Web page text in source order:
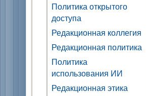
Политика открытого
доступа
Редакционная коллегия
Редакционная политика
Политика
использования ИИ
Редакционная этика